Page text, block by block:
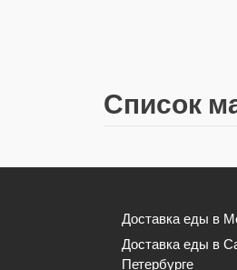
Список
Доставка еды в
Доставка еды в
Петербурге